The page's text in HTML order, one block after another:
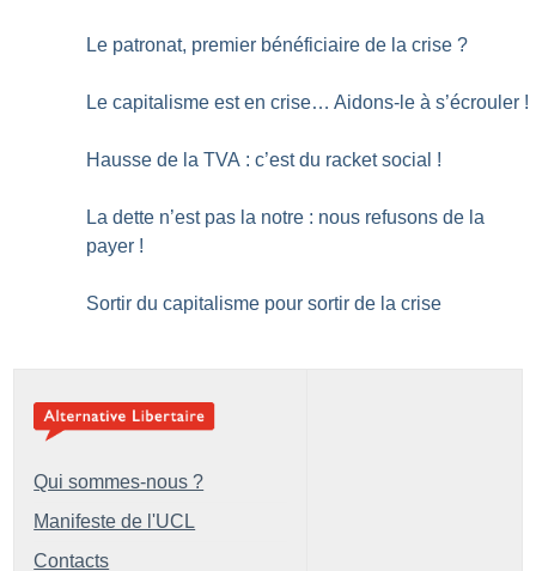
Le patronat, premier bénéficiaire de la crise ?
Le capitalisme est en crise… Aidons-le à s’écrouler !
Hausse de la TVA : c’est du racket social !
La dette n’est pas la notre : nous refusons de la
payer !
Sortir du capitalisme pour sortir de la crise
Qui sommes-nous ?
Manifeste de l'UCL
Contacts